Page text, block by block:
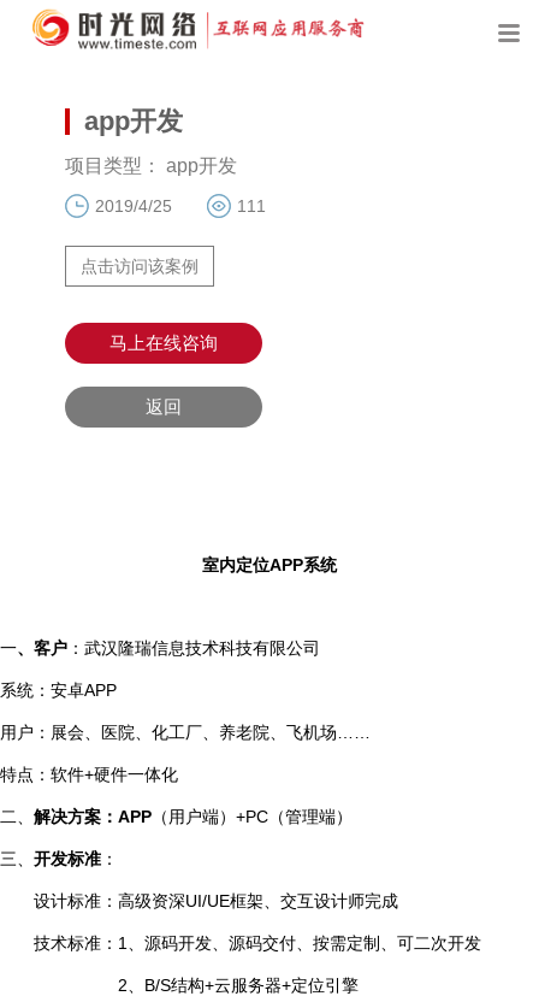
app开发
项目类型： app开发
2019/4/25 111
点击访问该案例
马上在线咨询
返回
室内定位APP系统
一、客户 ：武汉隆瑞信息技术科技有限公司
系统：安卓APP
用户：展会、医院、化工厂、养老院、飞机场……
特点：软件+硬件一体化
二、 解决方案： APP （用户端） +PC （管理端）
三、 开发标准 ：
设计标准：高级资深UI/UE框架、交互设计师完成
技术标准： 1 、源码开发、源码交付、按需定制、可二次开发
2 B/S结构+云服务器+定位引擎